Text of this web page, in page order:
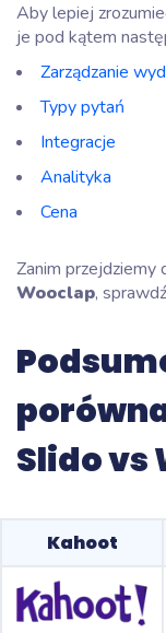
Aby lepiej
je pod kątem
Zarządzanie
Typy pytań
Integracje
Analityka
Cena
Zanim przejdziemy
Wooclap,
Slido vs
Kahoot